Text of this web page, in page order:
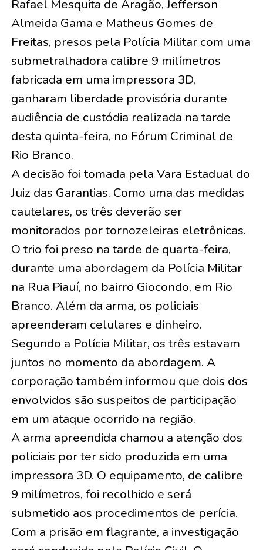
Rafael Mesquita de Aragão, Jefferson
Almeida Gama e Matheus Gomes de
Freitas, presos pela Polícia Militar com uma
submetralhadora calibre 9 milímetros
fabricada em uma impressora 3D,
ganharam liberdade provisória durante
audiência de custódia realizada na tarde
desta quinta-feira, no Fórum Criminal de
Rio Branco.
A decisão foi tomada pela Vara Estadual do
Juiz das Garantias. Como uma das medidas
cautelares, os três deverão ser
monitorados por tornozeleiras eletrônicas.
O trio foi preso na tarde de quarta-feira,
durante uma abordagem da Polícia Militar
na Rua Piauí, no bairro Giocondo, em Rio
Branco. Além da arma, os policiais
apreenderam celulares e dinheiro.
Segundo a Polícia Militar, os três estavam
juntos no momento da abordagem. A
corporação também informou que dois dos
envolvidos são suspeitos de participação
em um ataque ocorrido na região.
A arma apreendida chamou a atenção dos
policiais por ter sido produzida em uma
impressora 3D. O equipamento, de calibre
9 milímetros, foi recolhido e será
submetido aos procedimentos de perícia.
Com a prisão em flagrante, a investigação